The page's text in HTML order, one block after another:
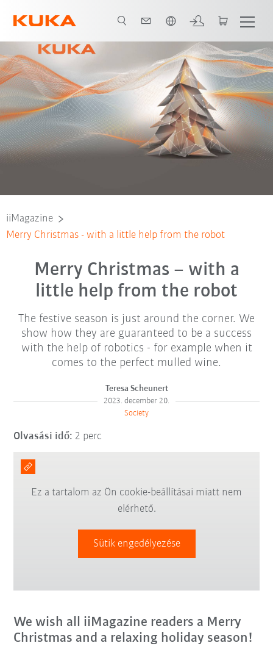
iiMagazine
Merry Christmas - with a little help from the robot
Merry Christmas – with a
little help from the robot
The festive season is just around the corner. We
show how they are guaranteed to be a success
with the help of robotics - for example when it
comes to the perfect mulled wine.
Teresa Scheunert
2023. december 20.
Society
Olvasási idő: 2 perc
Ez a tartalom az Ön cookie-beállításai miatt nem
elérhető.
Sütik engedélyezése
We wish all iiMagazine readers a Merry
Christmas and a relaxing holiday season!